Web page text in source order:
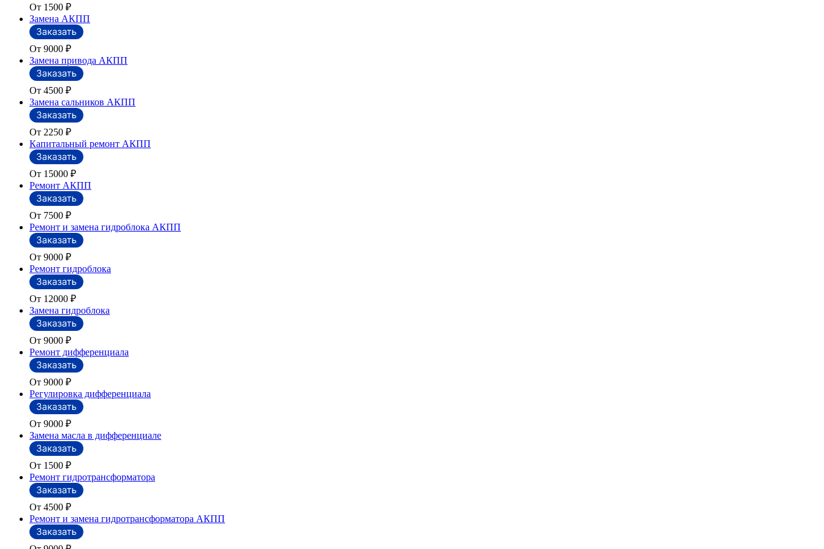
От 1500 ₽
Замена АКПП
От 9000 ₽
Замена привода АКПП
От 4500 ₽
Замена сальников АКПП
От 2250 ₽
Капитальный ремонт АКПП
От 15000 ₽
Ремонт АКПП
От 7500 ₽
Ремонт и замена гидроблока АКПП
От 9000 ₽
Ремонт гидроблока
От 12000 ₽
Замена гидроблока
От 9000 ₽
Ремонт дифференциала
От 9000 ₽
Регулировка дифференциала
От 9000 ₽
Замена масла в дифференциале
От 1500 ₽
Ремонт гидротрансформатора
От 4500 ₽
Ремонт и замена гидротрансформатора АКПП